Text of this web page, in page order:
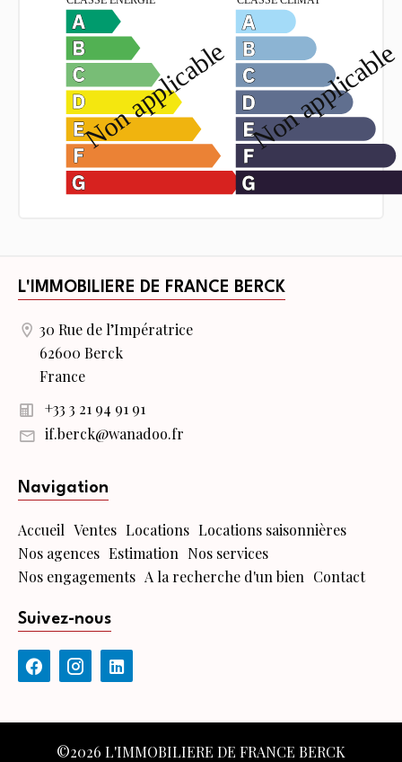
L'IMMOBILIERE DE FRANCE BERCK
30 Rue de l’Impératrice
62600 Berck
France
+33 3 21 94 91 91
if.berck@wanadoo.fr
Navigation
Accueil Ventes Locations Locations saisonnières
Nos agences Estimation Nos services
Nos engagements A la recherche d'un bien Contact
Suivez-nous
©2026 L'IMMOBILIERE DE FRANCE BERCK